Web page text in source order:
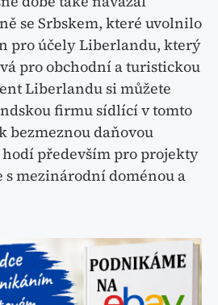
se Srbskem, které uvolnilo
pro účely Liberlandu, který
pro obchodní a turistickou
Liberlandu si můžete
firmu sídlící v tomto
bezmeznou daňovou
především pro projekty
mezinárodní doménou a